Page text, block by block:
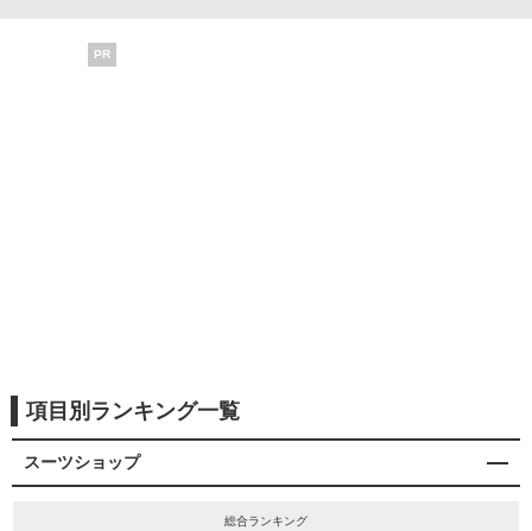
PR
項目別ランキング一覧
スーツショップ
総合ランキング